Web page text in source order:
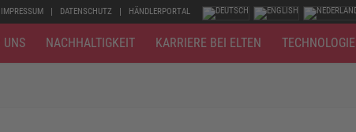
IMPRESSUM DATENSCHUTZ HÄNDLERPORTAL
UNS NACHHALTIGKEIT KARRIERE BEI ELTEN TECHNOLOGIE